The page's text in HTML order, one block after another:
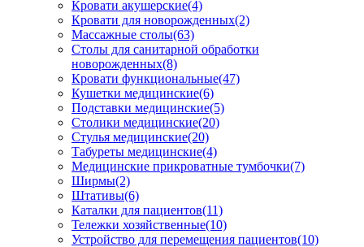
Кровати акушерские(4)
Кровати для новорожденных(2)
Массажные столы(63)
Столы для санитарной обработки
новорожденных(8)
Кровати функциональные(47)
Кушетки медицинские(6)
Подставки медицинские(5)
Столики медицинские(20)
Стулья медицинские(20)
Табуреты медицинские(4)
Медицинские прикроватные тумбочки(7)
Ширмы(2)
Штативы(6)
Каталки для пациентов(11)
Тележки хозяйственные(10)
Устройство для перемещения пациентов(10)